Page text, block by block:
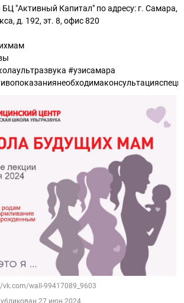
БЦ "Активный Капитал" по адресу: г. Самара,
д. 192, эт. 8, офис 820
#узисамара
vk.com/wall-99417089_9603
27 июн 2024